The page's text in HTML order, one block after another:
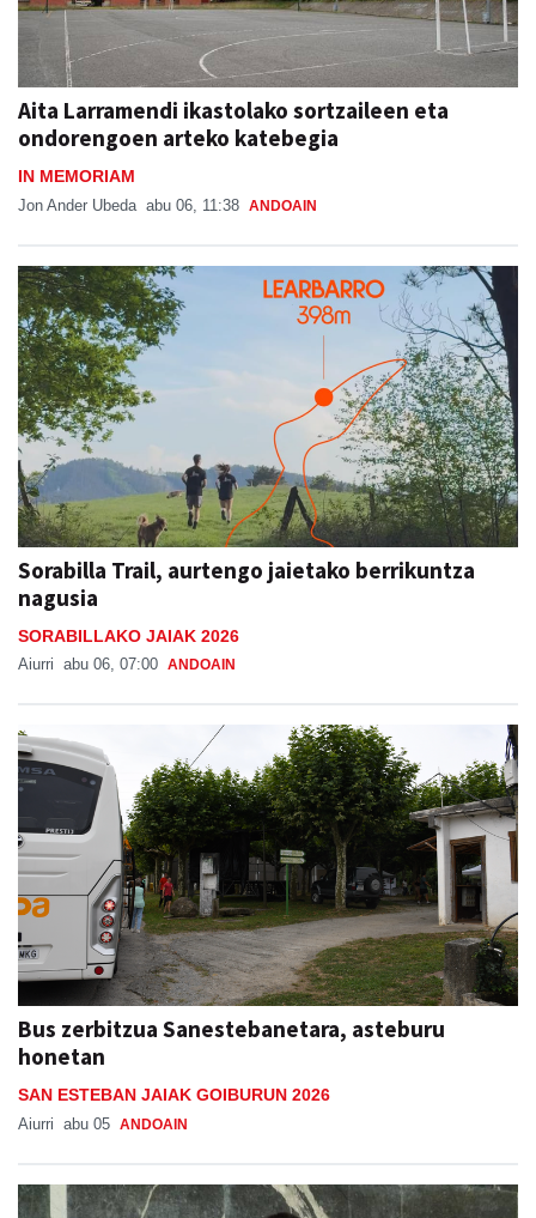
Aita Larramendi ikastolako sortzaileen eta
ondorengoen arteko katebegia
IN MEMORIAM
Jon Ander Ubeda abu 06, 11:38 ANDOAIN
Sorabilla Trail, aurtengo jaietako berrikuntza
nagusia
SORABILLAKO JAIAK 2026
Aiurri abu 06, 07:00 ANDOAIN
Bus zerbitzua Sanestebanetara, asteburu
honetan
SAN ESTEBAN JAIAK GOIBURUN 2026
Aiurri abu 05 ANDOAIN